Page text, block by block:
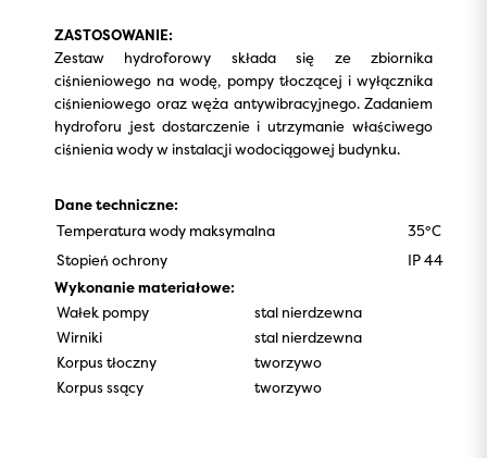
ZASTOSOWANIE:
Zestaw hydroforowy składa się ze zbiornika
ciśnieniowego na wodę, pompy tłoczącej i wyłącznika
ciśnieniowego oraz węża antywibracyjnego. Zadaniem
hydroforu jest dostarczenie i utrzymanie właściwego
ciśnienia wody w instalacji wodociągowej budynku.
Dane techniczne:
Temperatura wody maksymalna
35°C
Stopień ochrony
IP 44
Wykonanie materiałowe:
Wałek pompy
stal nierdzewna
Wirniki
stal nierdzewna
Korpus tłoczny
tworzywo
Korpus ssący
tworzywo